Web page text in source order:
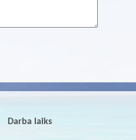
Darba laiks